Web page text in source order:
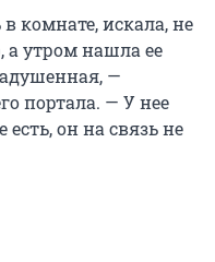
комнате, искала, не
утром нашла ее
—
портала. — У нее
он на связь не